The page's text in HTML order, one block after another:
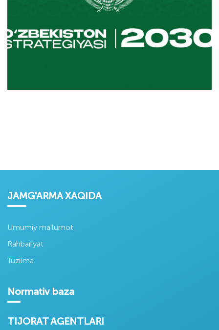
JAMG'ARMA XAQIDA
Umumiy ma'lumot
Rahbariyat
Tuzilma
Normativ baza
TIJORAT AGENTLARI